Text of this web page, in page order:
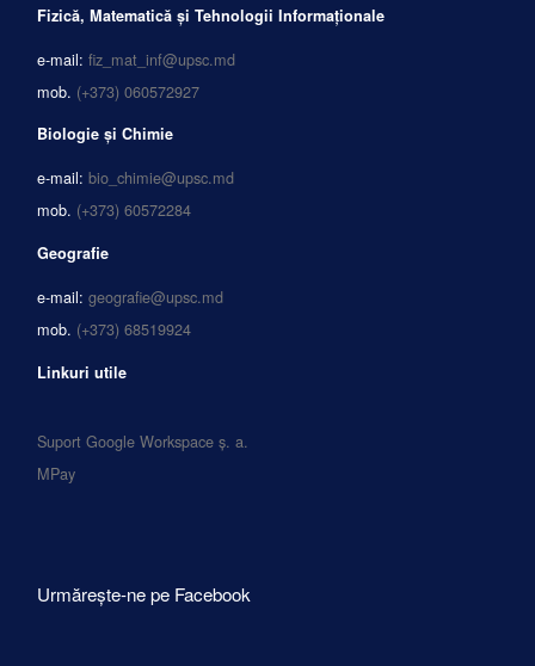
Fizică, Matematică și Tehnologii Informaționale
e-mail: fiz_mat_inf@upsc.md
mob. (+373) 060572927
Biologie și Chimie
e-mail: bio_chimie@upsc.md
mob. (+373) 60572284
Geografie
e-mail: geografie@upsc.md
mob. (+373) 68519924
Linkuri utile
Suport Google Workspace ș. a.
MPay
Urmărește-ne pe Facebook